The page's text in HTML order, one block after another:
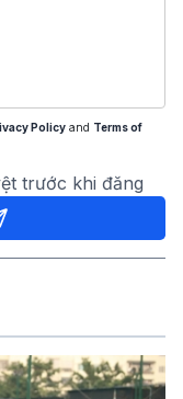
Policy and Terms of
trước khi đăng